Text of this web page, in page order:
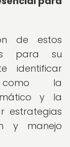
de estos
para su
identificar
como la
y la
estrategias
y manejo